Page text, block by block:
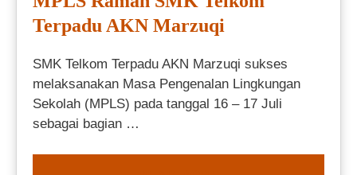
Terpadu AKN Marzuqi
SMK Telkom Terpadu AKN Marzuqi sukses
melaksanakan Masa Pengenalan Lingkungan
Sekolah (MPLS) pada tanggal 16 – 17 Juli
sebagai bagian …